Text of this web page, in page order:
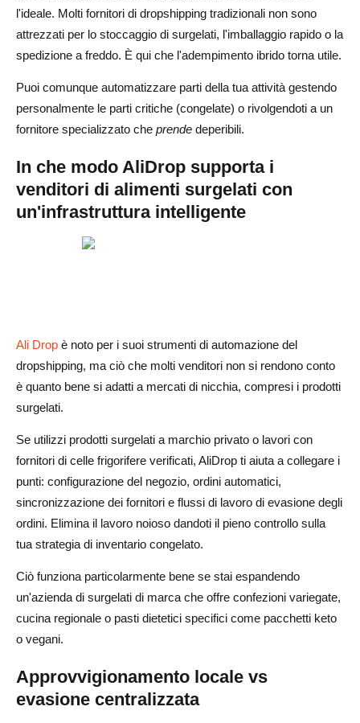
l'ideale. Molti fornitori di dropshipping tradizionali non sono
attrezzati per lo stoccaggio di surgelati, l'imballaggio rapido o la
spedizione a freddo. È qui che l'adempimento ibrido torna utile.
Puoi comunque automatizzare parti della tua attività gestendo
personalmente le parti critiche (congelate) o rivolgendoti a un
fornitore specializzato che prende deperibili.
In che modo AliDrop supporta i
venditori di alimenti surgelati con
un'infrastruttura intelligente
Ali Drop è noto per i suoi strumenti di automazione del
dropshipping, ma ciò che molti venditori non si rendono conto
è quanto bene si adatti a mercati di nicchia, compresi i prodotti
surgelati.
Se utilizzi prodotti surgelati a marchio privato o lavori con
fornitori di celle frigorifere verificati, AliDrop ti aiuta a collegare i
punti: configurazione del negozio, ordini automatici,
sincronizzazione dei fornitori e flussi di lavoro di evasione degli
ordini. Elimina il lavoro noioso dandoti il pieno controllo sulla
tua strategia di inventario congelato.
Ciò funziona particolarmente bene se stai espandendo
un'azienda di surgelati di marca che offre confezioni variegate,
cucina regionale o pasti dietetici specifici come pacchetti keto
o vegani.
Approvvigionamento locale vs
evasione centralizzata